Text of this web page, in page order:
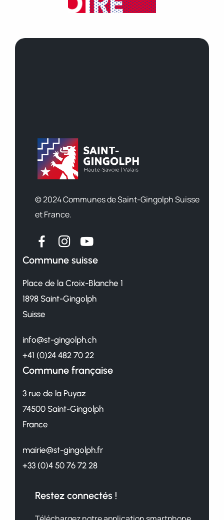
© 2024 Communes de Saint-Gingolph Suisse
et France.
Commune suisse
Place de la Croix-Blanche 1
1898 Saint-Gingolph
Suisse
info@st-gingolph.ch
+41 (0)24 482 70 22
Commune française
3 rue de la Puyaz
74500 Saint-Gingolph
France
mairie@st-gingolph.fr
+33 (0)4 50 76 72 28
Restez connectés !